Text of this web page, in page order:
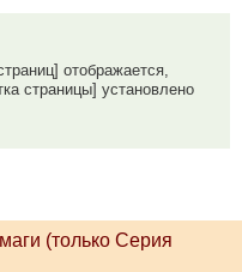
отображается,
страницы] установлено
(только Серия